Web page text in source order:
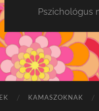
Pszichológus
KAMASZOKNAK